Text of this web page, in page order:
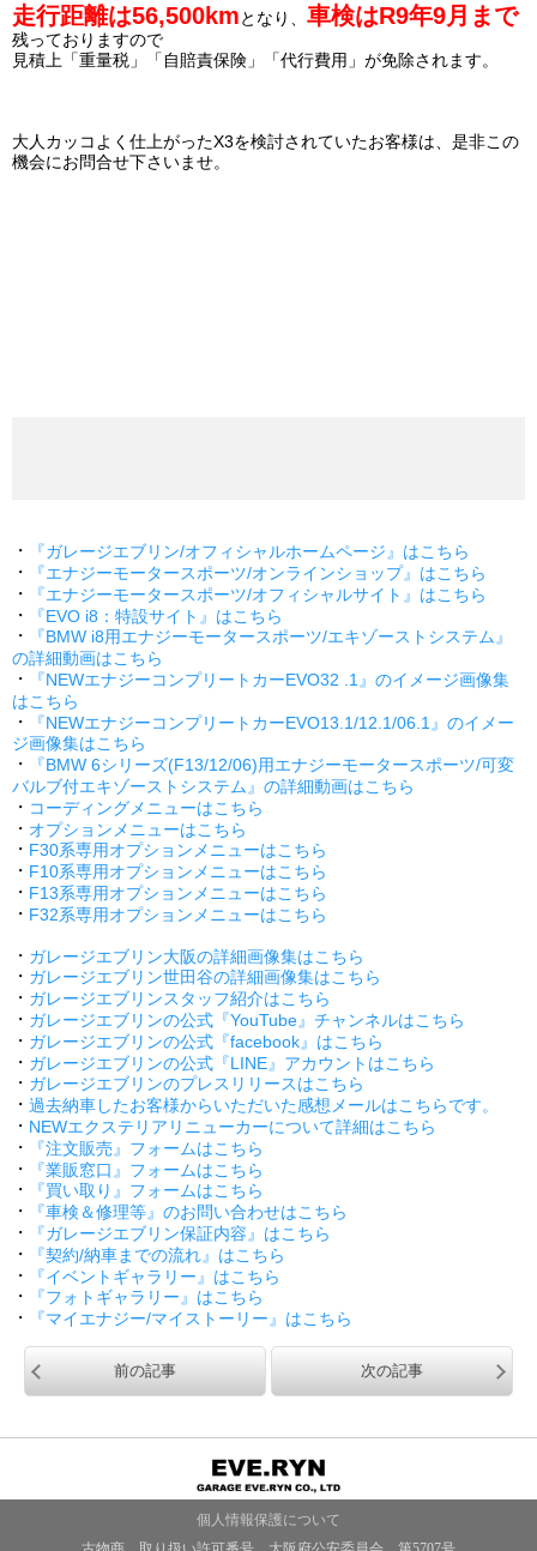
走行距離は56,500km となり、 車検はR9年9月まで
残っておりますので
見積上「重量税」「自賠責保険」「代行費用」が免除されます。
大人カッコよく仕上がったX3を検討されていたお客様は、是非この
機会にお問合せ下さいませ。
・
『ガレージエブリン/オフィシャルホームページ』はこちら
・
『エナジーモータースポーツ/オンラインショップ』はこちら
・
『エナジーモータースポーツ/オフィシャルサイト』はこちら
・
『EVO i8：特設サイト』はこちら
・
『BMW i8用エナジーモータースポーツ/エキゾーストシステム』
の詳細動画はこちら
・
『NEWエナジーコンプリートカーEVO32 .1』のイメージ画像集
はこちら
・
『NEWエナジーコンプリートカーEVO13.1/12.1/06.1』のイメー
ジ画像集はこちら
・
『BMW 6シリーズ(F13/12/06)用エナジーモータースポーツ/可変
バルブ付エキゾーストシステム』の詳細動画はこちら
・ コーディングメニューはこちら
・ オプションメニューはこちら
・ F30系専用オプションメニューはこちら
・ F10系専用オプションメニューはこちら
・ F13系専用オプションメニューはこちら
・ F32系専用オプションメニューはこちら
・ ガレージエブリン大阪の詳細画像集はこちら
・ ガレージエブリン世田谷の詳細画像集はこちら
・ ガレージエブリンスタッフ紹介はこちら
・ ガレージエブリンの公式『YouTube』チャンネルはこちら
・ ガレージエブリンの公式『facebook』はこちら
・ ガレージエブリンの公式『LINE』アカウントはこちら
・ ガレージエブリンのプレスリリースはこちら
・ 過去納車したお客様からいただいた感想メールはこちらです。
・ NEWエクステリアリニューカーについて詳細はこちら
・
『注文販売』フォームはこちら
・
『業販窓口』フォームはこちら
・
『買い取り』フォームはこちら
・
『車検＆修理等』のお問い合わせはこちら
・
『ガレージエブリン保証内容』はこちら
・
『契約/納車までの流れ』はこちら
・
『イベントギャラリー』はこちら
・
『フォトギャラリー』はこちら
・
『マイエナジー/マイストーリー』はこちら
前の記事 次の記事
個人情報保護について